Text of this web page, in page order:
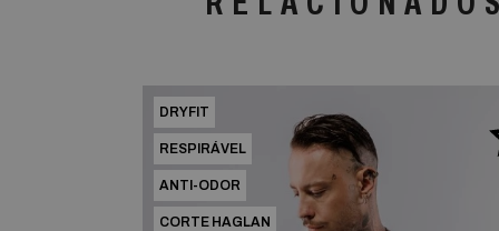
DRYFIT
RESPIRÁVEL
ANTI-ODOR
CORTE HAGLAN